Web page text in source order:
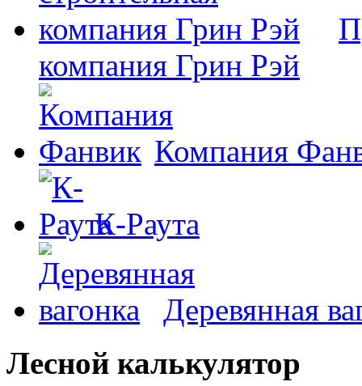
компания Грин Рэй
Компания
К-Раута
Деревянная
Лесной калькулятор